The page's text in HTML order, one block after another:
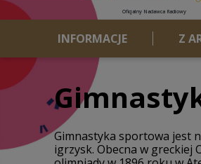
Oficjalny Nadawca Radiowy
INFORMACJE Z
Gimnastyka sportowa jest
igrzysk. Obecna w greckiej